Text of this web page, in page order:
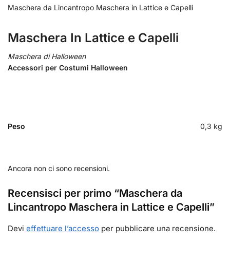
Maschera da Lincantropo Maschera in Lattice e Capelli
Maschera In Lattice e Capelli
Maschera di Halloween
Accessori per Costumi Halloween
Peso 0,3 kg
Ancora non ci sono recensioni.
Recensisci per primo “Maschera da
Lincantropo Maschera in Lattice e Capelli”
Devi effettuare l’accesso per pubblicare una recensione.